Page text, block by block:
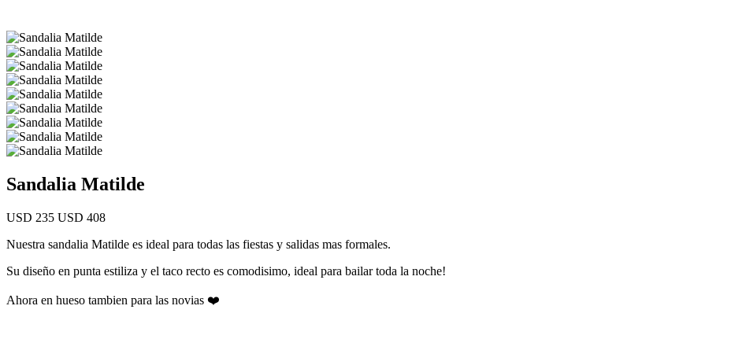
Sandalia Matilde
USD 235 USD 408
Nuestra sandalia Matilde es ideal para todas las fiestas y salidas mas formales.
Su diseño en punta estiliza y el taco recto es comodisimo, ideal para bailar toda la noche!
Ahora en hueso tambien para las novias ❤️